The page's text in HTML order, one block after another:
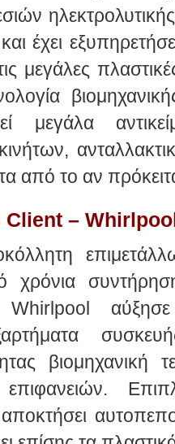
έχει
μεγάλες
μεγάλα
από το αν
Client –
χρόνια
Whirlpool
βιομηχανική
επιφανειών.
αποκτήσει